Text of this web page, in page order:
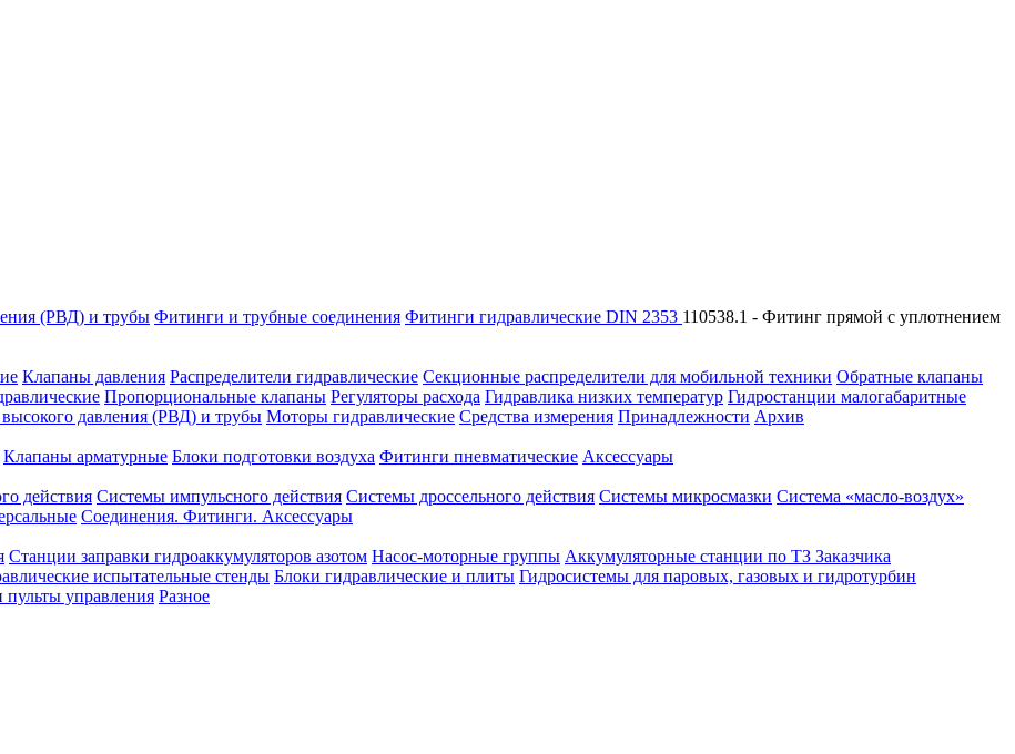
(РВД) и трубы Фитинги и трубные соединения Фитинги гидравлические DIN 2353 110538.1 - Фитинг прямой с уплотнением
Клапаны давления Распределители гидравлические Секционные распределители для мобильной техники Обратные клапаны
Пропорциональные клапаны Регуляторы расхода Гидравлика низких температур Гидростанции малогабаритные
давления (РВД) и трубы Моторы гидравлические Средства измерения Принадлежности Архив
Клапаны арматурные Блоки подготовки воздуха Фитинги пневматические Аксессуары
действия Системы импульсного действия Системы дроссельного действия Системы микросмазки Система «масло-воздух»
Соединения. Фитинги. Аксессуары
Станции заправки гидроаккумуляторов азотом Насос-моторные группы Аккумуляторные станции по ТЗ Заказчика
испытательные стенды Блоки гидравлические и плиты Гидросистемы для паровых, газовых и гидротурбин
управления Разное